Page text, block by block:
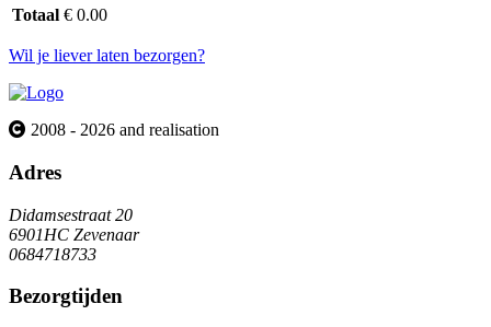
Totaal € 0.00
Wil je liever laten bezorgen?
2008 - 2026 and realisation
Adres
Didamsestraat 20
6901HC Zevenaar
0684718733
Bezorgtijden